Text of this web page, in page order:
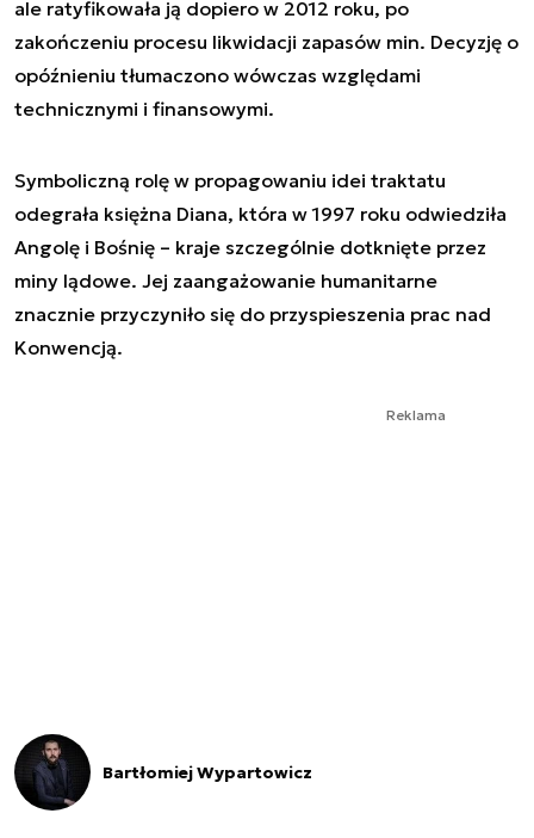
ale ratyfikowała ją dopiero w 2012 roku, po
zakończeniu procesu likwidacji zapasów min. Decyzję o
opóźnieniu tłumaczono wówczas względami
technicznymi i finansowymi.
Symboliczną rolę w propagowaniu idei traktatu
odegrała księżna Diana, która w 1997 roku odwiedziła
Angolę i Bośnię – kraje szczególnie dotknięte przez
miny lądowe. Jej zaangażowanie humanitarne
znacznie przyczyniło się do przyspieszenia prac nad
Konwencją.
Reklama
Bartłomiej Wypartowicz